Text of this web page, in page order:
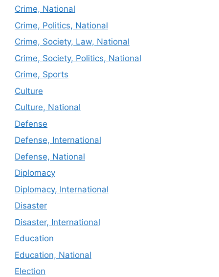
Crime, National
Crime, Politics, National
Crime, Society, Law, National
Crime, Society, Politics, National
Crime, Sports
Culture
Culture, National
Defense
Defense, International
Defense, National
Diplomacy
Diplomacy, International
Disaster
Disaster, International
Education
Education, National
Election